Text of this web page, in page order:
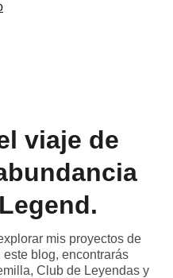
viaje de
mis proyectos de
blog, encontrarás
Club de Leyendas y